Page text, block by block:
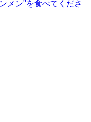
メン"を食べてくださ